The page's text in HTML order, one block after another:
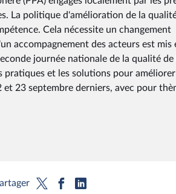
La politique d'amélioration de la
Cela nécessite un changement
accompagnement des acteurs est mis
journée nationale de la qualité de
pratiques et les solutions pour
et 23 septembre derniers, avec pour